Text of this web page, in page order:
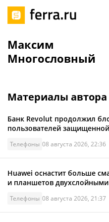
Максим
Многословный
Материалы автора
Банк Revolut продолжил
пользователей
Телефоны 08 августа 2026, 22:36
Huawei оснастит больше
и планшетов двухслойными
Телефоны 08 августа 2026, 21:37